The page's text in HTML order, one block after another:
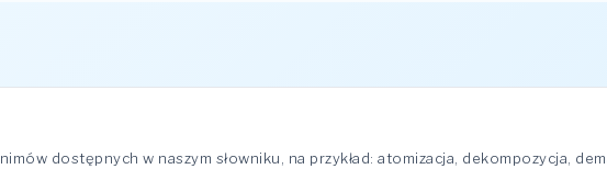
dostępnych w naszym słowniku, na przykład: atomizacja, dekompozycja,